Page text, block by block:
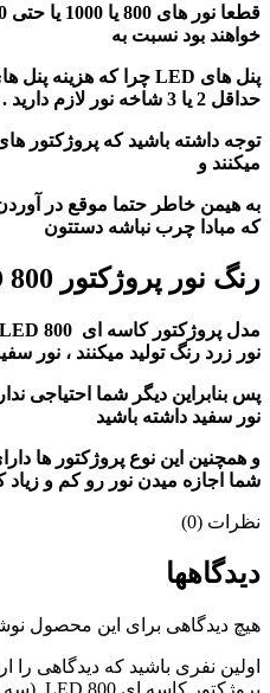
خواهند بود نسبت به
حداقل 2 یا 3 شاخه نور لازم دارید .
توجه داشته باشید که پروژکتور
میکنند و
به هیمن خاطر حتما موقع در
که مبادا چرب نباشه دستتون
رنگ نور پروژکتور 800 LED:
مدل پروژکتور کاسه ای
نور زرد رنگ تولید میکنند ، نور
پس بنابراین دیگر شما احتیاجی
نور سفید داشته باشید
و همچنین این نوع پروژکتور ها
شما اجازه میدن نور رو کم و زیاد
نظرات (0)
دیدگاهها
هیچ دیدگاهی برای این محصول
اولین نفری باشید که دیدگاهی
پروژکتور کاسه ای 800 LED (سه شاخه نور ثابت 800 LED )”